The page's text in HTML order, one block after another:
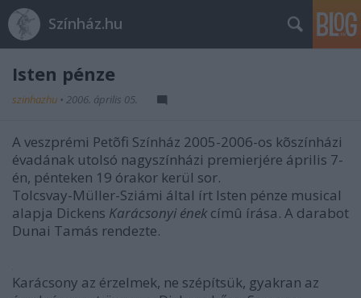
Színház.hu
Isten pénze
szinhazhu • 2006. április 05.
A veszprémi Petõfi Színház 2005-2006-os kõszínházi
évadának utolsó nagyszínházi premierjére április 7-
én, pénteken 19 órakor kerül sor.
Tolcsvay-Müller-Sziámi által írt Isten pénze musical
alapja Dickens Karácsonyi ének címû írása. A darabot
Dunai Tamás rendezte.
Karácsony az érzelmek, ne szépítsük, gyakran az